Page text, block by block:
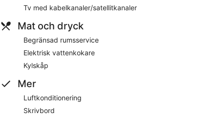
Tv med kabelkanaler/satellitkanaler
Mat och dryck
Begränsad rumsservice
Elektrisk vattenkokare
Kylskåp
Mer
Luftkonditionering
Skrivbord